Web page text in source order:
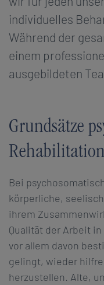
individuelles
Während der
einem
ausgebildeten
​Grundsätze
Rehabilitation
​Bei
körperliche,
ihrem
Qualität der Arbeit
vor allem davon
gelingt, wieder
herzustellen. Alte,